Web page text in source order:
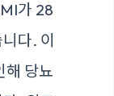
가 28
다. 이
해 당뇨